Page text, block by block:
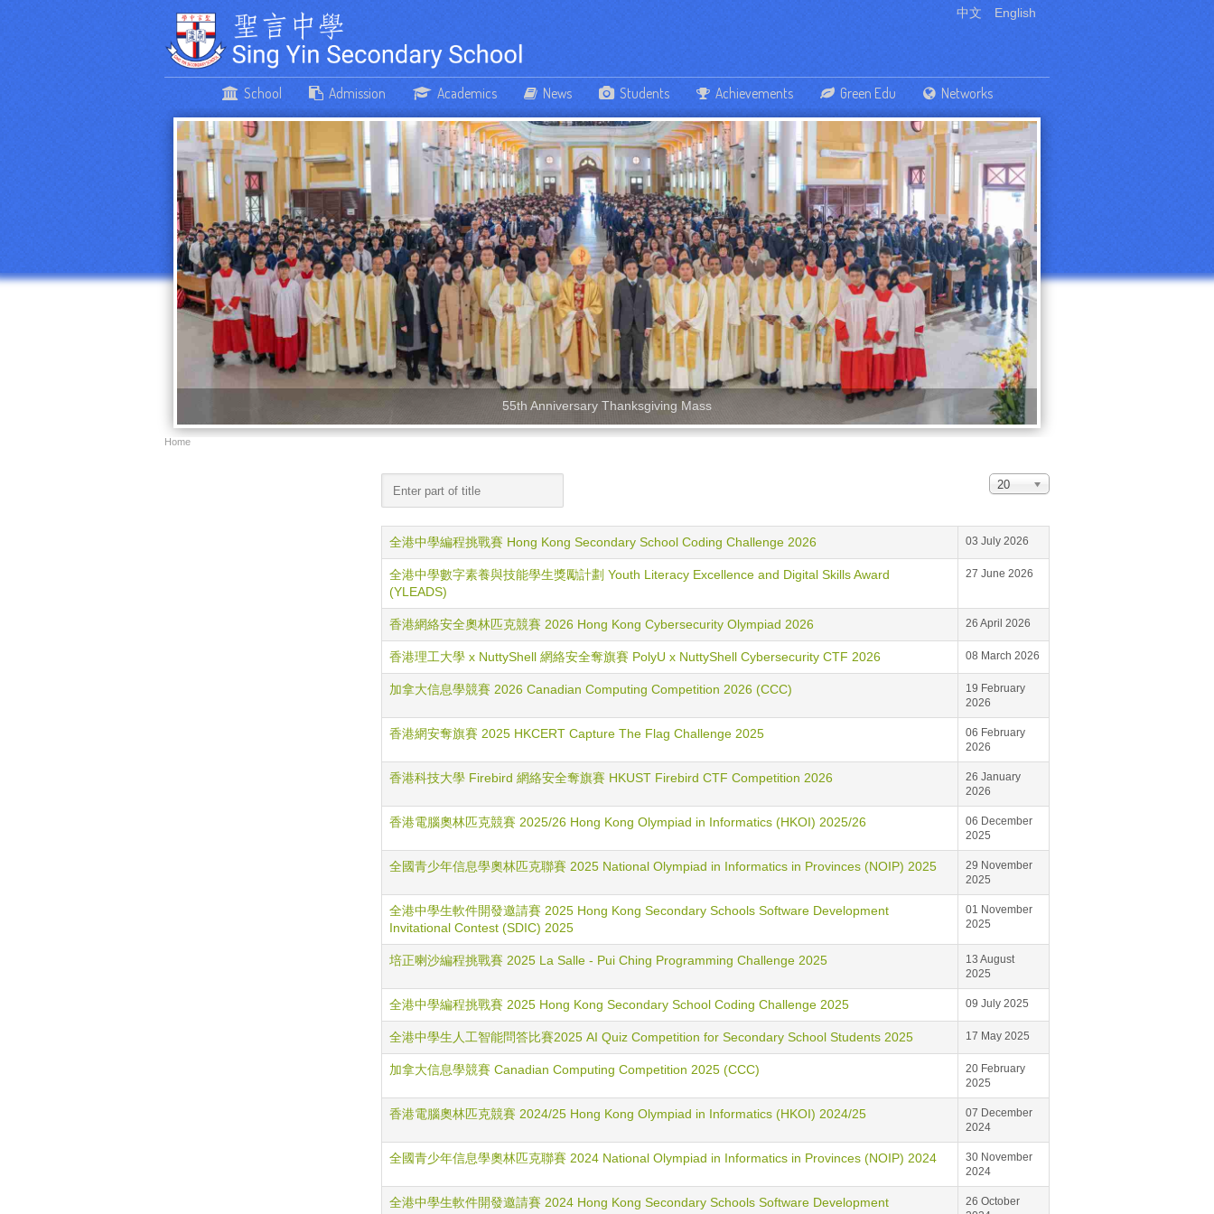
中文 English
School Admission Academics News Students Achievements Green Edu Networks
55th Anniversary Thanksgiving Mass
Home
20
全港中學編程挑戰賽 Hong Kong Secondary School Coding Challenge 2026 03 July 2026
全港中學數字素養與技能學生獎勵計劃 Youth Literacy Excellence and Digital Skills Award
(YLEADS)
27 June 2026
香港網絡安全奧林匹克競賽 2026 Hong Kong Cybersecurity Olympiad 2026 26 April 2026
香港理工大學 x NuttyShell 網絡安全奪旗賽 PolyU x NuttyShell Cybersecurity CTF 2026 08 March 2026
加拿大信息學競賽 2026 Canadian Computing Competition 2026 (CCC)
19 February
2026
香港網安奪旗賽 2025 HKCERT Capture The Flag Challenge 2025
06 February
2026
香港科技大學 Firebird 網絡安全奪旗賽 HKUST Firebird CTF Competition 2026
26 January
2026
香港電腦奧林匹克競賽 2025/26 Hong Kong Olympiad in Informatics (HKOI) 2025/26
06 December
2025
全國青少年信息學奧林匹克聯賽 2025 National Olympiad in Informatics in Provinces (NOIP) 2025
29 November
2025
全港中學生軟件開發邀請賽 2025 Hong Kong Secondary Schools Software Development
Invitational Contest (SDIC) 2025
01 November
2025
培正喇沙編程挑戰賽 2025 La Salle - Pui Ching Programming Challenge 2025
13 August
2025
全港中學編程挑戰賽 2025 Hong Kong Secondary School Coding Challenge 2025 09 July 2025
全港中學生人工智能問答比賽2025 AI Quiz Competition for Secondary School Students 2025 17 May 2025
加拿大信息學競賽 Canadian Computing Competition 2025 (CCC)
20 February
2025
香港電腦奧林匹克競賽 2024/25 Hong Kong Olympiad in Informatics (HKOI) 2024/25
07 December
2024
全國青少年信息學奧林匹克聯賽 2024 National Olympiad in Informatics in Provinces (NOIP) 2024
30 November
2024
全港中學生軟件開發邀請賽 2024 Hong Kong Secondary Schools Software Development
26 October